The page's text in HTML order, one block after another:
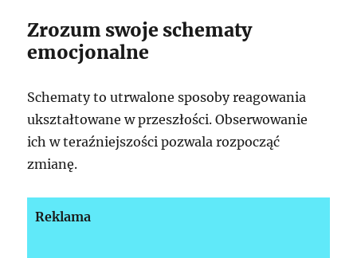
Zrozum swoje schematy
emocjonalne
Schematy to utrwalone sposoby reagowania
ukształtowane w przeszłości. Obserwowanie
ich w teraźniejszości pozwala rozpocząć
zmianę.
Reklama